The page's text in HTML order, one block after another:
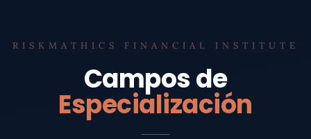
RISKMATHICS FINANCIAL INSTITUTE
Campos de
Especialización